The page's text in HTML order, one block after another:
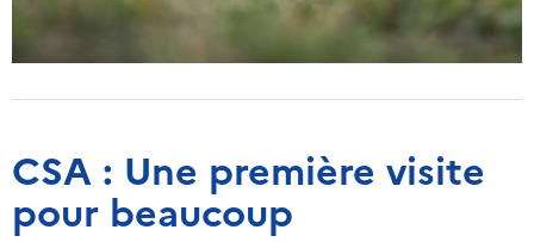
CSA : Une première visite
pour beaucoup